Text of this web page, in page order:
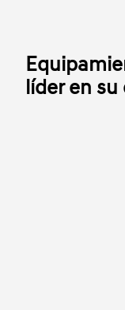
líder en su